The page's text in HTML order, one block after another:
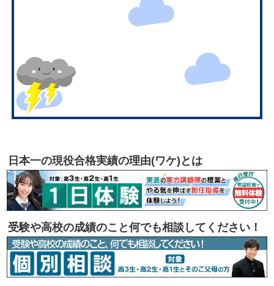
日本一の現役合格実績の理由(ワケ)とは
受験や高校の成績のこと何でも相談してください！